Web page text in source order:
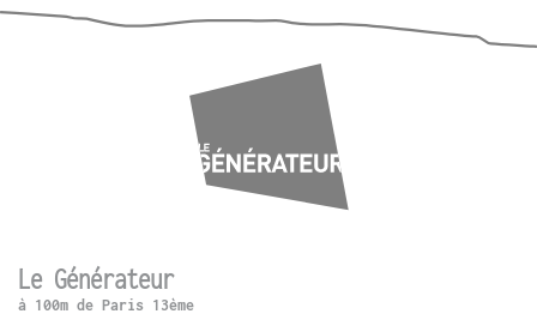
Le Générateur
à 100m de Paris 13ème